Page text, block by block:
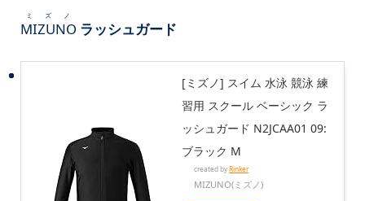
MIZUNO
ミズノ
ラッシュガード
[ミズノ] スイム 水泳 競泳 練
習用 スクール ベーシック ラ
ッシュガード N2JCAA01 09:
ブラック M
created byRinker
MIZUNO(ミズノ)